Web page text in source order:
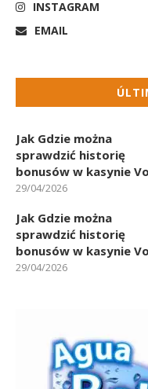
INSTAGRAM
EMAIL
Jak Gdzie można
sprawdzić historię
bonusów w kasynie
29/04/2026
Jak Gdzie można
sprawdzić historię
bonusów w kasynie
29/04/2026